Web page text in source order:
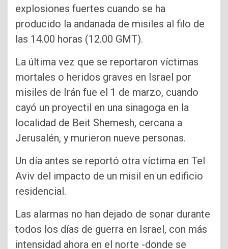
explosiones fuertes cuando se ha
producido la andanada de misiles al filo de
las 14.00 horas (12.00 GMT).
La última vez que se reportaron víctimas
mortales o heridos graves en Israel por
misiles de Irán fue el 1 de marzo, cuando
cayó un proyectil en una sinagoga en la
localidad de Beit Shemesh, cercana a
Jerusalén, y murieron nueve personas.
Un día antes se reportó otra víctima en Tel
Aviv del impacto de un misil en un edificio
residencial.
Las alarmas no han dejado de sonar durante
todos los días de guerra en Israel, con más
intensidad ahora en el norte -donde se